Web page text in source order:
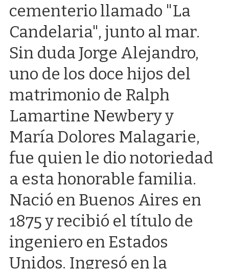
cementerio llamado "La
Candelaria", junto al mar.
Sin duda Jorge Alejandro,
uno de los doce hijos del
matrimonio de Ralph
Lamartine Newbery y
María Dolores Malagarie,
fue quien le dio notoriedad
a esta honorable familia.
Nació en Buenos Aires en
1875 y recibió el título de
ingeniero en Estados
Unidos. Ingresó en la